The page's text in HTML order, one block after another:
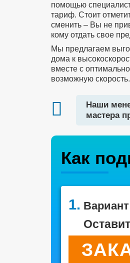
помощью
тариф. Стоит
сменить – Вы не
кому отдать свое
Мы предлагаем
дома к
вместе с
возможную скорость.
Наши
мастера
Как
1. Вариант